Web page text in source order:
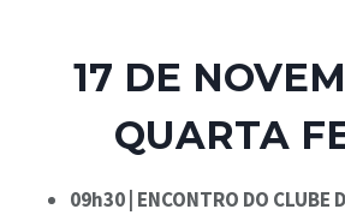
17 DE
QUARTA
09h30 | ENCONTRO DO CLUBE